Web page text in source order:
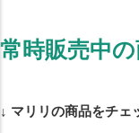
常時販売中
↓ マリリの商品をチェ